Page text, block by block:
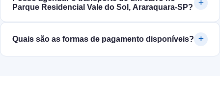
Parque Residencial Vale do Sol, Araraquara‑SP?
Quais são as formas de pagamento disponíveis?